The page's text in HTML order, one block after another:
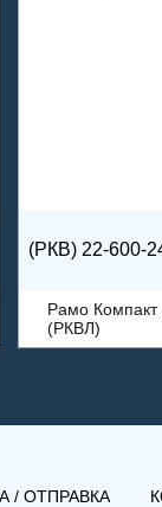
(РКВ) 22-600-
Рамо Компакт
(РКВЛ)
/ ОТПРАВКА